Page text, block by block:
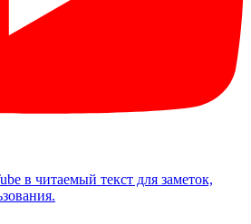
в читаемый текст для заметок,